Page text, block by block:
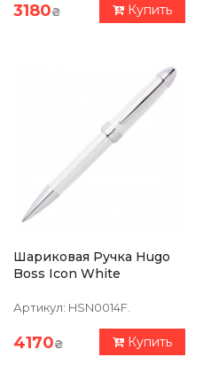
3180₴ Купить
Шариковая Ручка Hugo
Boss Icon White
Артикул: HSN0014F.
4170₴ Купить